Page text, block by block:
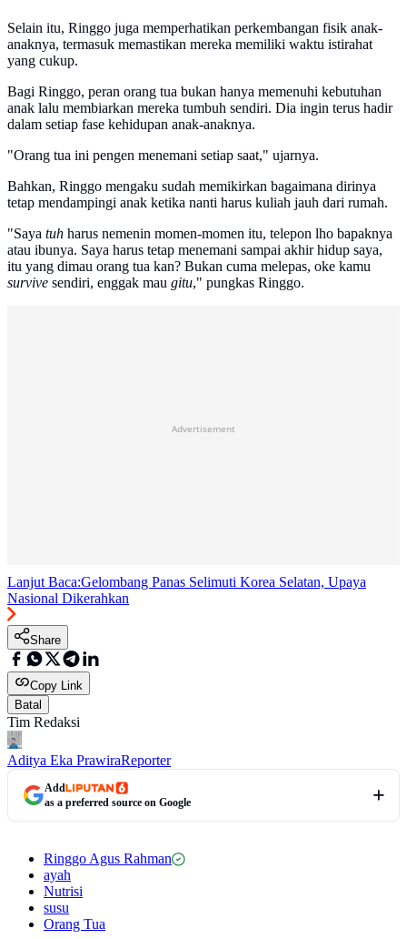
Selain itu, Ringgo juga memperhatikan perkembangan fisik anak-
anaknya, termasuk memastikan mereka memiliki waktu istirahat
yang cukup.
Bagi Ringgo, peran orang tua bukan hanya memenuhi kebutuhan
anak lalu membiarkan mereka tumbuh sendiri. Dia ingin terus hadir
dalam setiap fase kehidupan anak-anaknya.
"Orang tua ini pengen menemani setiap saat," ujarnya.
Bahkan, Ringgo mengaku sudah memikirkan bagaimana dirinya
tetap mendampingi anak ketika nanti harus kuliah jauh dari rumah.
"Saya tuh harus nemenin momen-momen itu, telepon lho bapaknya
atau ibunya. Saya harus tetap menemani sampai akhir hidup saya,
itu yang dimau orang tua kan? Bukan cuma melepas, oke kamu
survive sendiri, enggak mau gitu," pungkas Ringgo.
Advertisement
Lanjut Baca:Gelombang Panas Selimuti Korea Selatan, Upaya
Nasional Dikerahkan
Share
Copy Link
Batal
Tim Redaksi
Aditya Eka PrawiraReporter
Add
as a preferred source on Google
Ringgo Agus Rahman
ayah
Nutrisi
susu
Orang Tua